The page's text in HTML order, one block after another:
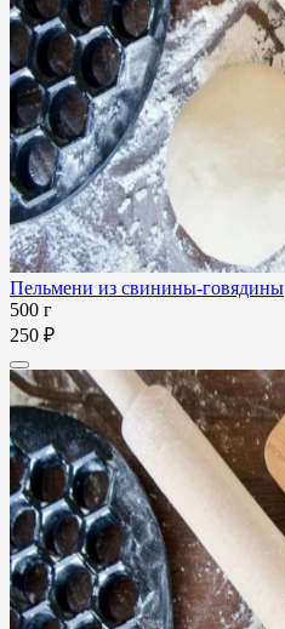
Пельмени из свинины-говядины
500 г
250 ₽